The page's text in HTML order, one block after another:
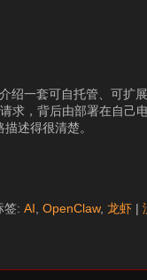
绍一套可自托管、可扩
求，背后由部署在自
述得很清楚。
签: AI, OpenClaw, 龙虾 |